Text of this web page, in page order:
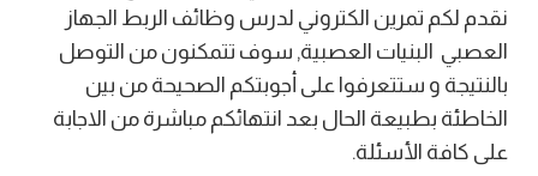
نقدم لكم تمرين الكتروني لدرس وظائف الربط الجهاز
العصبي البنيات العصبية, سوف تتمكنون من التوصل
بالنتيجة و ستتعرفوا على أجوبتكم الصحيحة من بين
الخاطئة بطبيعة الحال بعد انتهائكم مباشرة من الاجابة
على كافة الأسئلة.